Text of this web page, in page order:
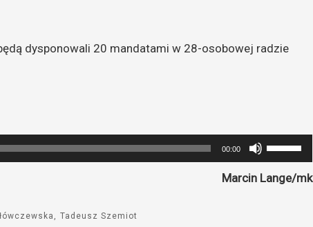
dysponowali 20 mandatami w 28-osobowej radzie
00:00
strzałek
do
Marcin Lange/mk
Tadeusz Szemiot